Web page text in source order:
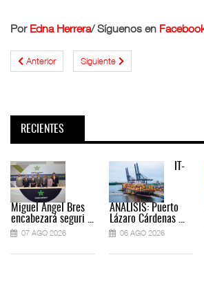
Por Edna Herrera/ Síguenos en
Anterior Siguiente
RECIENTES
Miguel Ángel Bres
encabezará seguri ...
07 AGO 2026
IT-
ANÁLISIS: Puerto
Lázaro Cárdenas ...
06 AGO 2026